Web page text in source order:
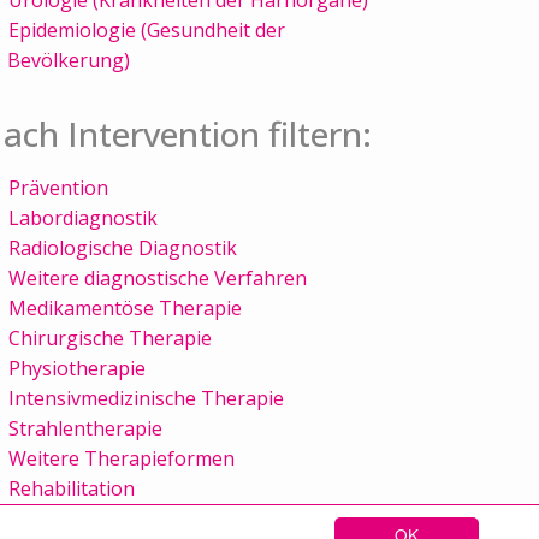
OK
Epidemiologie (Gesundheit der
Bevölkerung)
Intervention filtern:
Prävention
Labordiagnostik
Radiologische Diagnostik
Weitere diagnostische Verfahren
Medikamentöse Therapie
Chirurgische Therapie
Physiotherapie
Intensivmedizinische Therapie
Strahlentherapie
Weitere Therapieformen
Rehabilitation